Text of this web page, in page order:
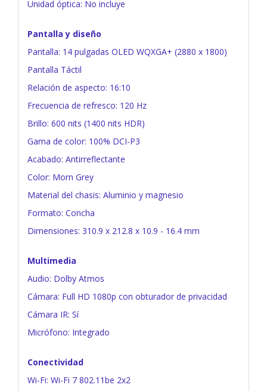
Unidad óptica: No incluye
Pantalla y diseño
Pantalla: 14 pulgadas OLED WQXGA+ (2880 x 1800)
Pantalla Táctil
Relación de aspecto: 16:10
Frecuencia de refresco: 120 Hz
Brillo: 600 nits (1400 nits HDR)
Gama de color: 100% DCI-P3
Acabado: Antirreflectante
Color: Morn Grey
Material del chasis: Aluminio y magnesio
Formato: Concha
Dimensiones: 310.9 x 212.8 x 10.9 - 16.4 mm
Multimedia
Audio: Dolby Atmos
Cámara: Full HD 1080p con obturador de privacidad
Cámara IR: Sí
Micrófono: Integrado
Conectividad
Wi-Fi: Wi-Fi 7 802.11be 2x2